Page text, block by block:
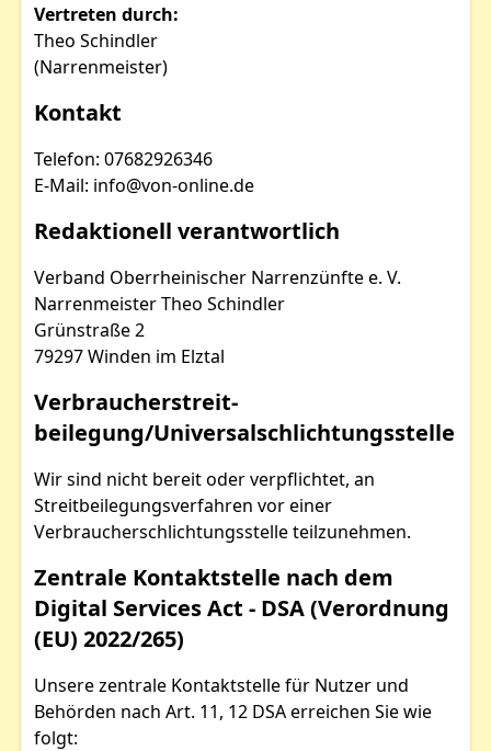
Vertreten durch:
Theo Schindler
(Narrenmeister)
Kontakt
Telefon: 07682926346
E-Mail: info@von-online.de
Redaktionell verantwortlich
Verband Oberrheinischer Narrenzünfte e. V.
Narrenmeister Theo Schindler
Grünstraße 2
79297 Winden im Elztal
Verbraucher­streit­
beilegung/Universal­schlichtungs­stelle
Wir sind nicht bereit oder verpflichtet, an
Streitbeilegungsverfahren vor einer
Verbraucherschlichtungsstelle teilzunehmen.
Zentrale Kontaktstelle nach dem
Digital Services Act - DSA (Verordnung
(EU) 2022/265)
Unsere zentrale Kontaktstelle für Nutzer und
Behörden nach Art. 11, 12 DSA erreichen Sie wie
folgt: